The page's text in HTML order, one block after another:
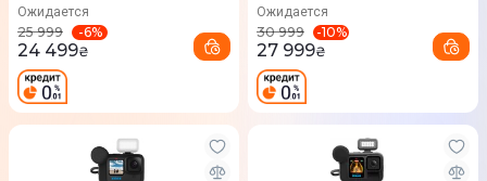
Ожидается
25 999 -6%
24 499₴
Ожидается
30 999 -10%
27 999₴